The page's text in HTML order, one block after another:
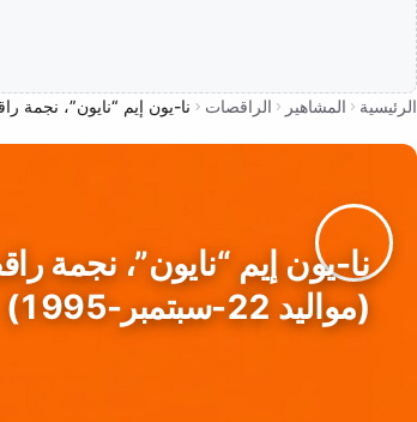
الرئيسية المشاهير الراقصات نا-يون إيم “نايون”، نجمة راقصة،
نا-يون إيم “نايون”، نجمة
(مواليد 22-سبتمبر-1995)